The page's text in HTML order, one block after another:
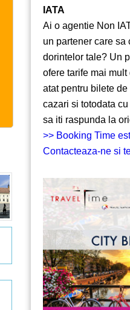
IATA
Ai o agentie Non
un partener care sa
dorintelor tale? Un
ofere tarife mai
atat pentru bilete
cazari si totodata
sa iti raspunda la
>> Booking Time
Contacteaza-ne si